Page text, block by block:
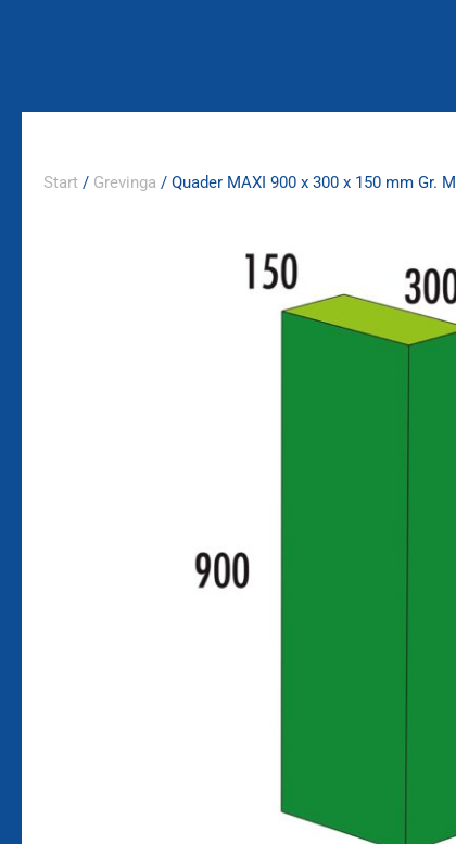
Start / Grevinga / Quader MAXI 900 x 300 x 150 mm Gr. M